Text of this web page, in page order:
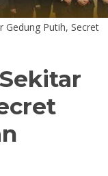
Gedung Putih, Secret